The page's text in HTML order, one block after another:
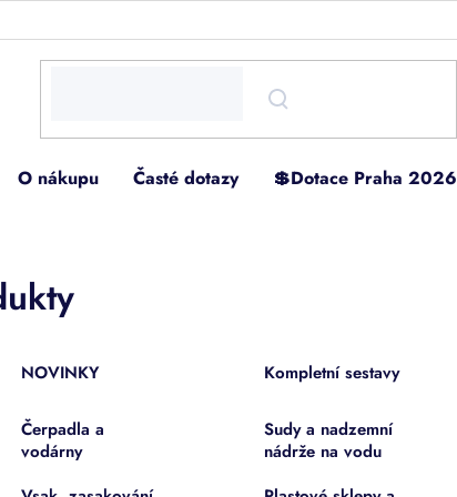
O nákupu Časté dotazy 💲Dotace Praha 2026
NOVINKY Kompletní sestavy
Čerpadla a
vodárny
Sudy a nadzemní
nádrže na vodu